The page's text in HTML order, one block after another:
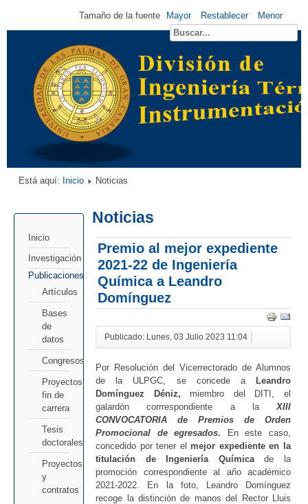
Tamaño de la fuente Mayor Restablecer Menor
Está aquí: Inicio Noticias
Inicio
Investigación
Publicaciones
Artículos
Bases
de
datos
Congresos
Proyectos
fin de
carrera
Tesis
doctorales
Proyectos
y
contratos
Noticias
Premio al mejor expediente
2021-22 de Ingeniería
Química a Leandro
Domínguez
Publicado: Lunes, 03 Julio 2023 11:04
Por Resolución del Vicerrectorado de Alumnos
de la ULPGC, se concede a
Leandro
Domínguez Déniz, miembro del DITI, el
galardón corrrespondiente a la XIII
CONVOCATORIA de Premios de Orden
Promocional de egresados. En este caso,
concedido por tener el mejor expediente en la
titulación de Ingeniería Químicade la
promoción correspondiente al año académico
2021-2022. En la foto, Leandro Domínguez
recoge la distinción de manos del Rector Lluis